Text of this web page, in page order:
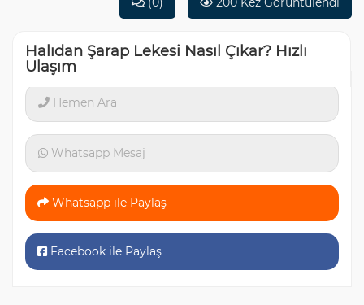
Halıdan Şarap Lekesi Nasıl Çıkar? Hızlı
Ulaşım
Hemen Ara
Whatsapp Mesaj
Whatsapp ile Paylaş
Facebook ile Paylaş